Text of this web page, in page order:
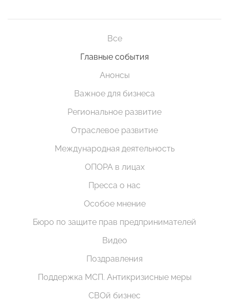
Все
Главные события
Анонсы
Важное для бизнеса
Региональное развитие
Отраслевое развитие
Международная деятельность
ОПОРА в лицах
Пресса о нас
Особое мнение
Бюро по защите прав предпринимателей
Видео
Поздравления
Поддержка МСП. Антикризисные меры
СВОй бизнес